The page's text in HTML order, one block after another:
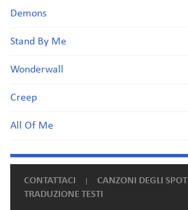
Demons
Stand By Me
Wonderwall
Creep
All Of Me
CONTATTACI
CANZONI DEGLI SPOT
TRADUZIONE TESTI